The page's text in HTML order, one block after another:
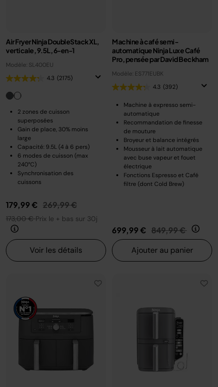
Air Fryer Ninja DoubleStack XL,
verticale, 9.5L, 6-en-1
Modèle: SL400EU
4.3 (2175)
2 zones de cuisson
superposées
Gain de place, 30% moins
large
Capacité: 9.5L (4 à 6 pers)
6 modes de cuisson (max
240°C)
Synchronisation des
cuissons
179,99 € Prix réduit de
269,99 €au
173,00 €Prix le + bas sur 30j
Voir les détails
Machine à café semi-
automatique Ninja Luxe Café
Pro, pensée par David Beckham
Modèle: ES771EUBK
4.3 (392)
Machine à expresso semi-
automatique
Recommandation de finesse
de mouture
Broyeur et balance intégrés
Mousseur à lait automatique
avec buse vapeur et fouet
électrique
Fonctions Espresso et Café
filtre (dont Cold Brew)
699,99 € Prix réduit de
849,99 € au
Ajouter au panier